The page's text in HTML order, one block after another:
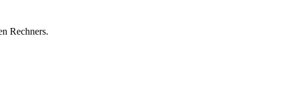
Rechners.